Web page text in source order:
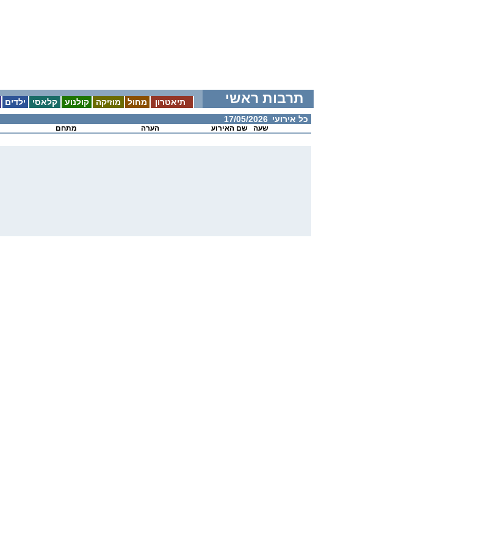
ילדים קלאסי קולנוע מוזיקה מחול תיאטרון תרבות ראשי
כל אירועי
מתחם הערה שם האירוע שעה